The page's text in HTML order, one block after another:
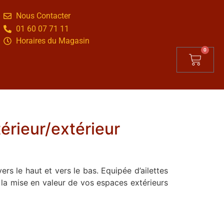
Nous Contacter
01 60 07 71 11
Horaires du Magasin
0
extérieur
le haut et vers le bas. Equipée d’ailettes
mise en valeur de vos espaces extérieurs